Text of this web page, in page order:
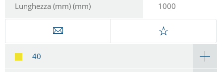
Lunghezza (mm) (mm) 1000
40